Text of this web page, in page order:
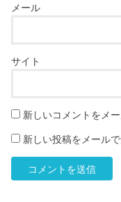
メール
サイト
新しいコメントをメ
新しい投稿をメール